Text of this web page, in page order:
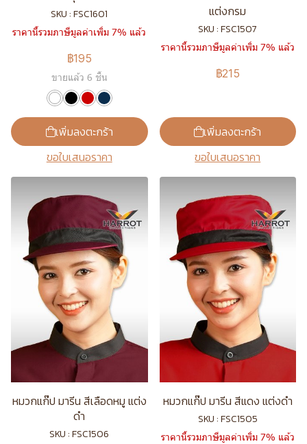
SKU : FSC1601
ราคานี้รวมภาษีมูลค่าเพิ่ม 7% แล้ว
฿195
ขายแล้ว 6 ชิ้น
เพิ่มลงตะกร้า
ขอใบเสนอราคา
แต่งกรม
SKU : FSC1507
ราคานี้รวมภาษีมูลค่าเพิ่ม 7% แล้ว
฿215
เพิ่มลงตะกร้า
ขอใบเสนอราคา
หมวกแก๊ป มารีน สีเลือดหมู แต่ง
ดำ
SKU : FSC1506
หมวกแก๊ป มารีน สีแดง แต่งดำ
SKU : FSC1505
ราคานี้รวมภาษีมูลค่าเพิ่ม 7% แล้ว